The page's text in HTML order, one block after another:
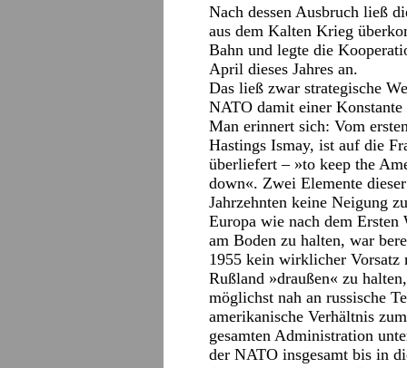
Nach dessen Ausbruch ließ
aus dem Kalten Krieg
Bahn und legte die
April dieses Jahres an.
Das ließ zwar strategische
NATO damit einer Konstante
Man erinnert sich: Vom
Hastings Ismay, ist auf die
überliefert – »to keep the
down«. Zwei Elemente
Jahrzehnten keine Neigung
Europa wie nach dem
am Boden zu halten, war
1955 kein wirklicher Vorsatz
Rußland »draußen« zu
möglichst nah an russische
amerikanische Verhältnis
gesamten Administration
der NATO insgesamt bis in